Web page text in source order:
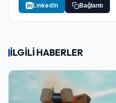
LinkedIn Bağlantı
İLGİLİ HABERLER